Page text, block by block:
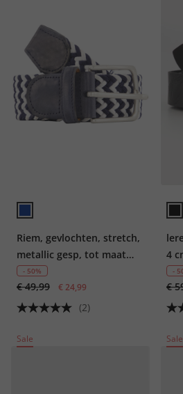
Riem, gevlochten, stretch,
metallic gesp, tot maat
170
- 50%
€ 49,99 € 24,99
(2)
4
-
€
Sale Sale